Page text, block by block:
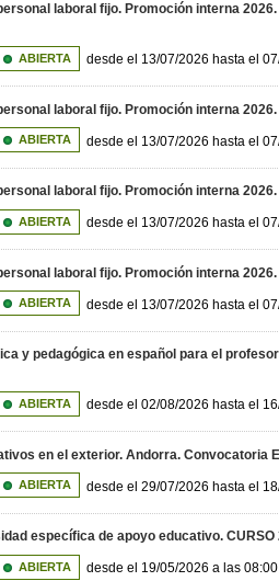
laboral fijo. Promoción interna
ABIERTA desde el 13/07/2026 hasta el
laboral fijo. Promoción interna
ABIERTA desde el 13/07/2026 hasta el
laboral fijo. Promoción interna
ABIERTA desde el 13/07/2026 hasta el
laboral fijo. Promoción interna
ABIERTA desde el 13/07/2026 hasta el
y pedagógica en español para el
ABIERTA desde el 02/08/2026 hasta el
en el exterior. Andorra. Convocatoria
ABIERTA desde el 29/07/2026 hasta el
específica de apoyo educativo. CURSO
ABIERTA desde el 19/05/2026 a las